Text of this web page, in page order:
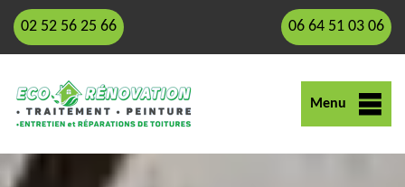
02 52 56 25 66 06 64 51 03 06
Menu